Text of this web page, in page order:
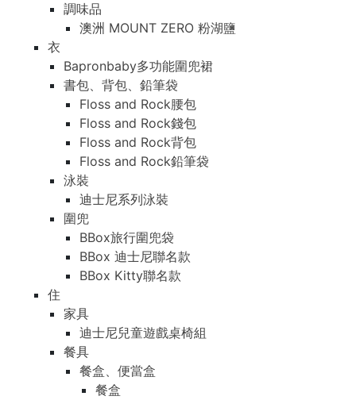
調味品
澳洲 MOUNT ZERO 粉湖鹽
衣
Bapronbaby多功能圍兜裙
書包、背包、鉛筆袋
Floss and Rock腰包
Floss and Rock錢包
Floss and Rock背包
Floss and Rock鉛筆袋
泳裝
迪士尼系列泳裝
圍兜
BBox旅行圍兜袋
BBox 迪士尼聯名款
BBox Kitty聯名款
住
家具
迪士尼兒童遊戲桌椅組
餐具
餐盒、便當盒
餐盒